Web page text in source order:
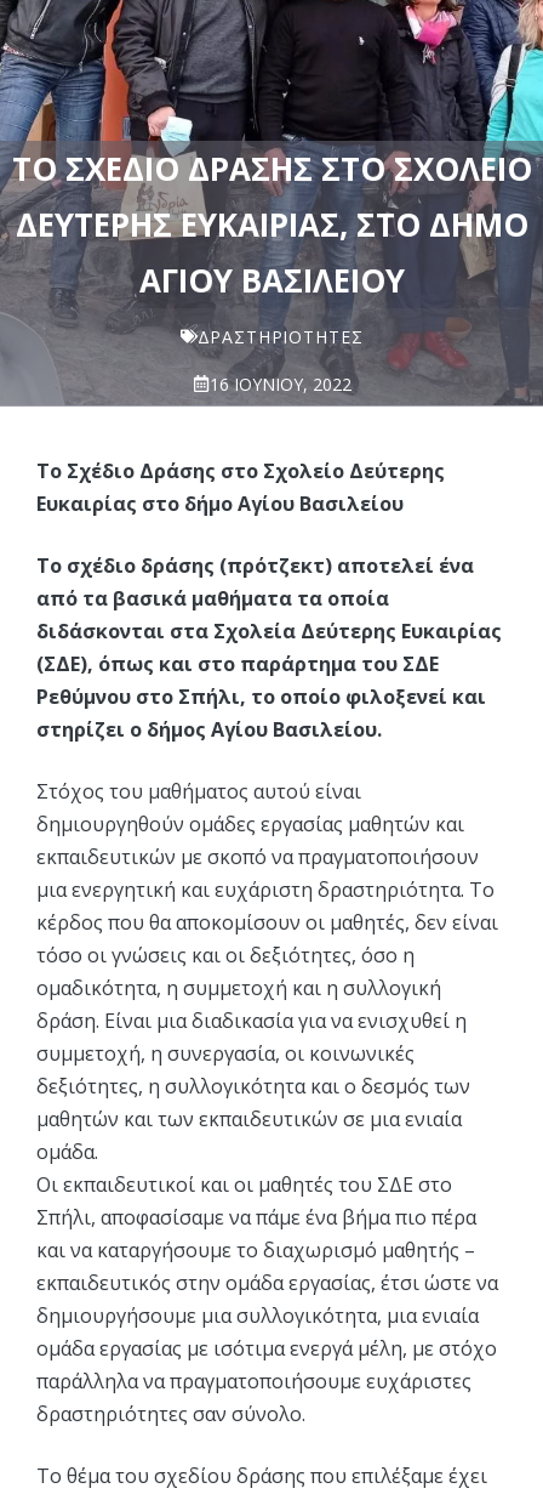
ΤΟ ΣΧΈΔΙΟ ΔΡΆΣΗΣ ΣΤΟ ΣΧΟΛΕΊΟ
ΔΕΎΤΕΡΗΣ ΕΥΚΑΙΡΊΑΣ, ΣΤΟ ΔΉΜΟ
ΑΓΊΟΥ ΒΑΣΙΛΕΊΟΥ
ΔΡΑΣΤΗΡΙΌΤΗΤΕΣ
16 ΙΟΥΝΊΟΥ, 2022
Το Σχέδιο Δράσης στο Σχολείο Δεύτερης
Ευκαιρίας στο δήμο Αγίου Βασιλείου
Το σχέδιο δράσης (πρότζεκτ) αποτελεί ένα
από τα βασικά μαθήματα τα οποία
διδάσκονται στα Σχολεία Δεύτερης Ευκαιρίας
(ΣΔΕ), όπως και στο παράρτημα του ΣΔΕ
Ρεθύμνου στο Σπήλι, το οποίο φιλοξενεί και
στηρίζει ο δήμος Αγίου Βασιλείου.
Στόχος του μαθήματος αυτού είναι
δημιουργηθούν ομάδες εργασίας μαθητών και
εκπαιδευτικών με σκοπό να πραγματοποιήσουν
μια ενεργητική και ευχάριστη δραστηριότητα. Το
κέρδος που θα αποκομίσουν οι μαθητές, δεν είναι
τόσο οι γνώσεις και οι δεξιότητες, όσο η
ομαδικότητα, η συμμετοχή και η συλλογική
δράση. Είναι μια διαδικασία για να ενισχυθεί η
συμμετοχή, η συνεργασία, οι κοινωνικές
δεξιότητες, η συλλογικότητα και ο δεσμός των
μαθητών και των εκπαιδευτικών σε μια ενιαία
ομάδα.
Οι εκπαιδευτικοί και οι μαθητές του ΣΔΕ στο
Σπήλι, αποφασίσαμε να πάμε ένα βήμα πιο πέρα
και να καταργήσουμε το διαχωρισμό μαθητής –
εκπαιδευτικός στην ομάδα εργασίας, έτσι ώστε να
δημιουργήσουμε μια συλλογικότητα, μια ενιαία
ομάδα εργασίας με ισότιμα ενεργά μέλη, με στόχο
παράλληλα να πραγματοποιήσουμε ευχάριστες
δραστηριότητες σαν σύνολο.
Το θέμα του σχεδίου δράσης που επιλέξαμε έχει